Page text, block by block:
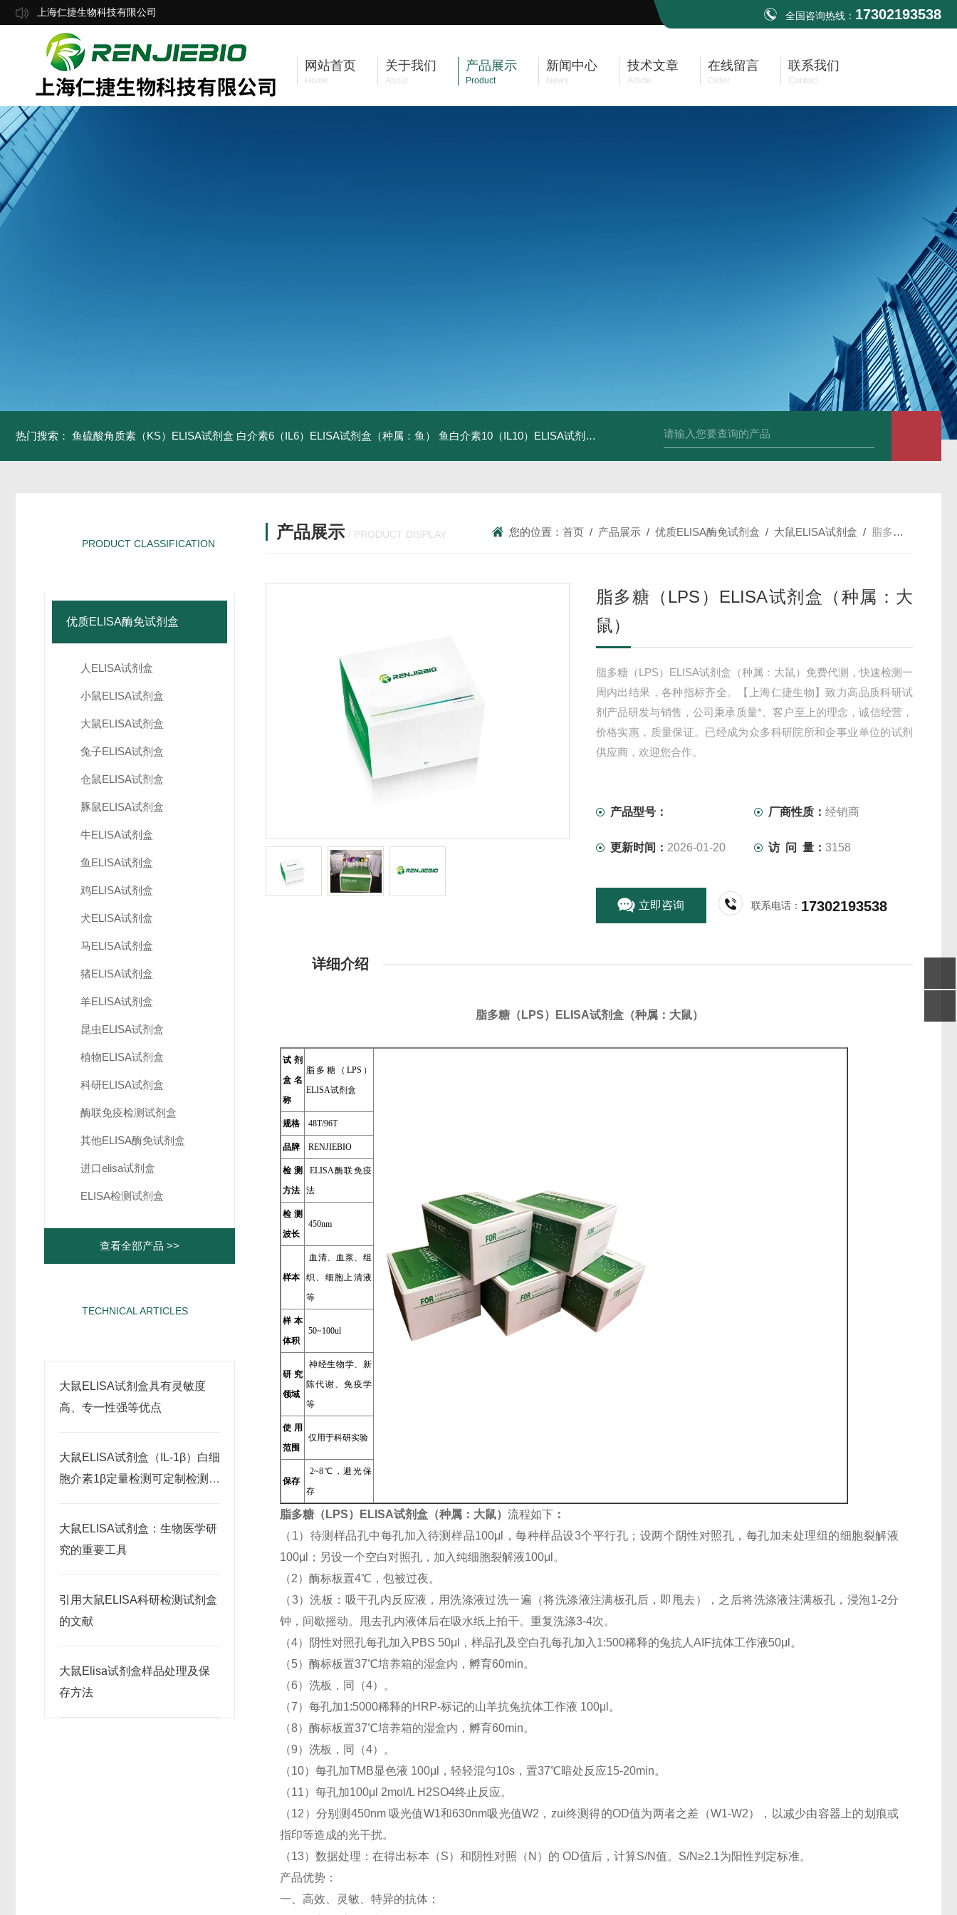
上海仁捷生物科技有限公司 全国咨询热线： 17302193538
网站首页
Home
关于我们
About
产品展示
Product
新闻中心
News
技术文章
Article
在线留言
Order
联系我们
Contact
热门搜索： 鱼硫酸角质素（KS）ELISA试剂盒 白介素6（IL6）ELISA试剂盒（种属：鱼） 鱼白介素10（IL10）ELISA试剂盒发货及时 斑马鱼白介素12BELISA试剂盒发货及时 兔载脂蛋白B（apo-B）
PRODUCT CLASSIFICATION
优质ELISA酶免试剂盒
人ELISA试剂盒
小鼠ELISA试剂盒
大鼠ELISA试剂盒
兔子ELISA试剂盒
仓鼠ELISA试剂盒
豚鼠ELISA试剂盒
牛ELISA试剂盒
鱼ELISA试剂盒
鸡ELISA试剂盒
犬ELISA试剂盒
马ELISA试剂盒
猪ELISA试剂盒
羊ELISA试剂盒
昆虫ELISA试剂盒
植物ELISA试剂盒
科研ELISA试剂盒
酶联免疫检测试剂盒
其他ELISA酶免试剂盒
进口elisa试剂盒
ELISA检测试剂盒
查看全部产品 >>
TECHNICAL ARTICLES
大鼠ELISA试剂盒具有灵敏度
高、专一性强等优点
大鼠ELISA试剂盒（IL-1β）白细
胞介素1β定量检测可定制检测范
大鼠ELISA试剂盒：生物医学研
究的重要工具
引用大鼠ELISA科研检测试剂盒
的文献
大鼠Elisa试剂盒样品处理及保
存方法
产品展示 / PRODUCT DISPLAY 您的位置：首页 / 产品展示 /优质ELISA酶免试剂盒 / 大鼠ELISA试剂盒 / 脂多糖（LPS）ELISA试剂盒（种属：大鼠）
脂多糖（LPS）ELISA试剂盒（种属：大
鼠）
脂多糖（LPS）ELISA试剂盒（种属：大鼠）免费代测，快速检测一
周内出结果，各种指标齐全。【上海仁捷生物】致力高品质科研试
剂产品研发与销售，公司秉承质量*、客户至上的理念，诚信经营，
价格实惠，质量保证。已经成为众多科研院所和企事业单位的试剂
供应商，欢迎您合作。
产品型号： 厂商性质：经销商
更新时间： 2026-01-20 访 问 量：3158
立即咨询 联系电话： 17302193538
详细介绍
脂多糖（LPS）ELISA试剂盒（种属：大鼠）
试剂
盒名
称
脂多糖（LPS）
ELISA试剂盒
规格 48T/96T
品牌 RENJIEBIO
检测
方法
ELISA酶联免疫
法
检测
波长
450nm
样本
血清、血浆、组
织、细胞上清液
等
样本
体积
50~100ul
研究
领域
神经生物学、新
陈代谢、免疫学
等
使用
范围
仅用于科研实验
保存
2~8℃，避光保
存
脂多糖（LPS）ELISA试剂盒（种属：大鼠）流程如下 ：
（1）待测样品孔中每孔加入待测样品100μl，每种样品设3个平行孔；设两个阴性对照孔，每孔加未处理组的细胞裂解液
100μl；另设一个空白对照孔，加入纯细胞裂解液100μl。
（2）酶标板置4℃，包被过夜。
（3）洗板：吸干孔内反应液，用洗涤液过洗一遍（将洗涤液注满板孔后，即甩去），之后将洗涤液注满板孔，浸泡1-2分
钟，间歇摇动。甩去孔内液体后在吸水纸上拍干。重复洗涤3-4次。
（4）阴性对照孔每孔加入PBS 50μl，样品孔及空白孔每孔加入1:500稀释的兔抗人AIF抗体工作液50μl。
（5）酶标板置37℃培养箱的湿盒内，孵育60min。
（6）洗板，同（4）。
（7）每孔加1:5000稀释的HRP-标记的山羊抗兔抗体工作液 100μl。
（8）酶标板置37℃培养箱的湿盒内，孵育60min。
（9）洗板，同（4）。
（10）每孔加TMB显色液 100μl，轻轻混匀10s，置37℃暗处反应15-20min。
（11）每孔加100μl 2mol/L H2SO4终止反应。
（12）分别测450nm 吸光值W1和630nm吸光值W2，zui终测得的OD值为两者之差（W1-W2），以减少由容器上的划痕或
指印等造成的光干扰。
（13）数据处理：在得出标本（S）和阴性对照（N）的 OD值后，计算S/N值。S/N≥2.1为阳性判定标准。
产品优势：
一、高效、灵敏、特异的抗体；